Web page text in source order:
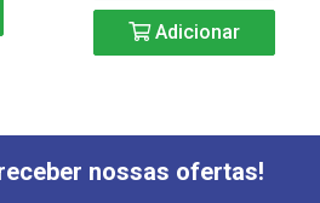
Adicionar
nossas ofertas!